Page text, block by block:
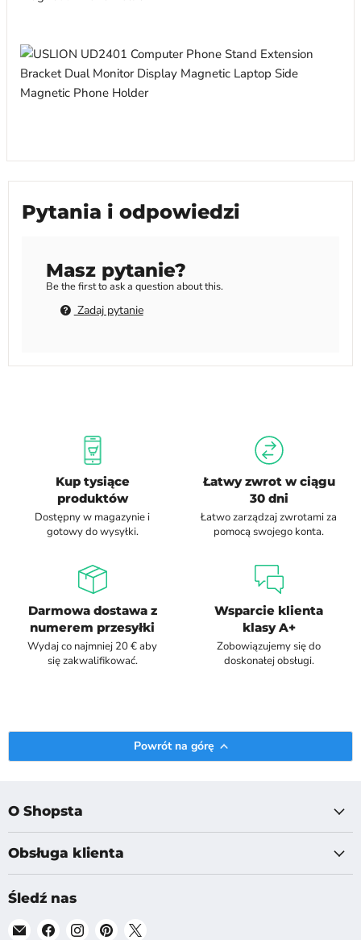
Pytania i odpowiedzi
Masz pytanie?
Be the first to ask a question about this.
Zadaj pytanie
Kup tysiące
produktów
Dostępny w magazynie i
gotowy do wysyłki.
Łatwy zwrot w ciągu
30 dni
Łatwo zarządzaj zwrotami za
pomocą swojego konta.
Darmowa dostawa z
numerem przesyłki
Wydaj co najmniej 20 € aby
się zakwalifikować.
Wsparcie klienta
klasy A+
Zobowiązujemy się do
doskonałej obsługi.
Powrót na górę
O Shopsta
Obsługa klienta
Śledź nas
Znajdź
Znajdź
Znajdź
Znajdź